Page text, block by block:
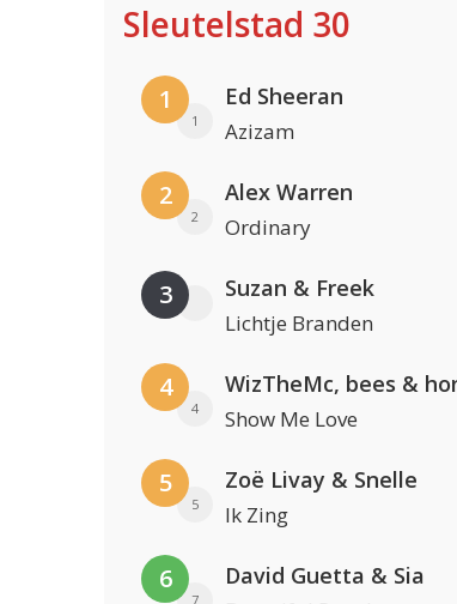
Sleutelstad 30
1
1
Ed Sheeran
Azizam
2
2
Alex Warren
Ordinary
3 Suzan & Freek
Lichtje Branden
4
4
WizTheMc, bees &
Show Me Love
5
5
Zoë Livay & Snelle
Ik Zing
6
7
David Guetta & Sia